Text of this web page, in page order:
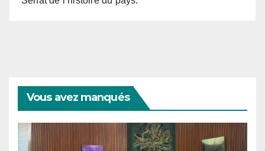
Vous avez manqués